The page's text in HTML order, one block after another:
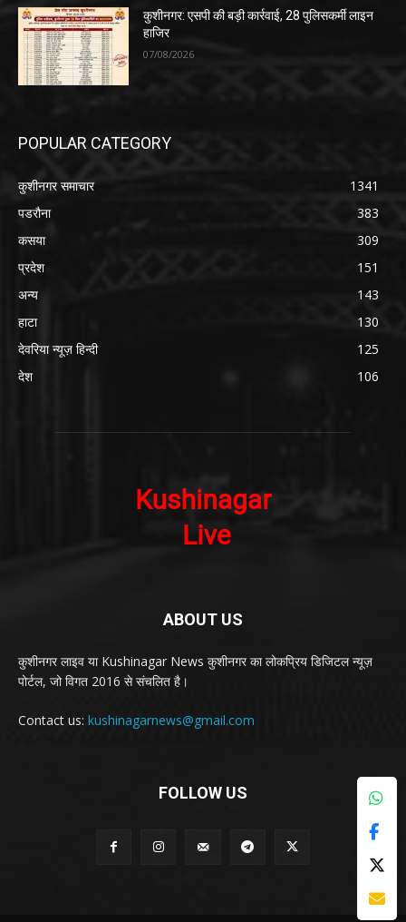
कुशीनगर: एसपी की बड़ी कार्रवाई, 28 पुलिसकर्मी लाइन
हाजिर
07/08/2026
POPULAR CATEGORY
कुशीनगर समाचार
1341
पडरौना
383
कसया
309
प्रदेश
151
अन्य
143
हाटा
130
देवरिया न्यूज़ हिन्दी
125
देश
106
ABOUT US
कुशीनगर लाइव या Kushinagar News कुशीनगर का लोकप्रिय डिजिटल न्यूज़
पोर्टल, जो विगत 2016 से संचलित है।
Contact us: kushinagarnews@gmail.com
FOLLOW US